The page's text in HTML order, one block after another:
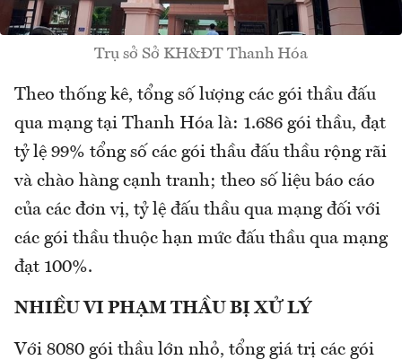
Trụ sở Sở KH&ĐT Thanh Hóa
Theo thống kê, tổng số lượng các gói thầu đấu
qua mạng tại Thanh Hóa là: 1.686 gói thầu, đạt
tỷ lệ 99% tổng số các gói thầu đấu thầu rộng rãi
và chào hàng cạnh tranh; theo số liệu báo cáo
của các đơn vị, tỷ lệ đấu thầu qua mạng đối với
các gói thầu thuộc hạn mức đấu thầu qua mạng
đạt 100%.
NHIỀU VI PHẠM THẦU BỊ XỬ LÝ
Với 8080 gói thầu lớn nhỏ, tổng giá trị các gói